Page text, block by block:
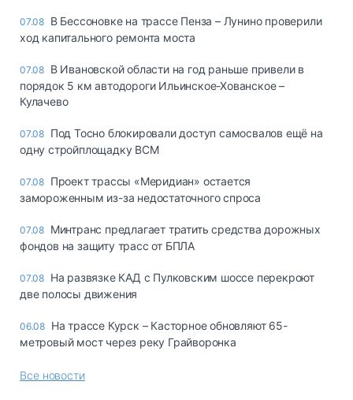
07.08 В Бессоновке на трассе Пенза – Лунино проверили
ход капитального ремонта моста
07.08 В Ивановской области на год раньше привели в
порядок 5 км автодороги Ильинское-Хованское –
Кулачево
07.08 Под Тосно блокировали доступ самосвалов ещё на
одну стройплощадку ВСМ
07.08 Проект трассы «Меридиан» остается
замороженным из-за недостаточного спроса
07.08 Минтранс предлагает тратить средства дорожных
фондов на защиту трасс от БПЛА
07.08 На развязке КАД с Пулковским шоссе перекроют
две полосы движения
06.08 На трассе Курск – Касторное обновляют 65-
метровый мост через реку Грайворонка
Все новости